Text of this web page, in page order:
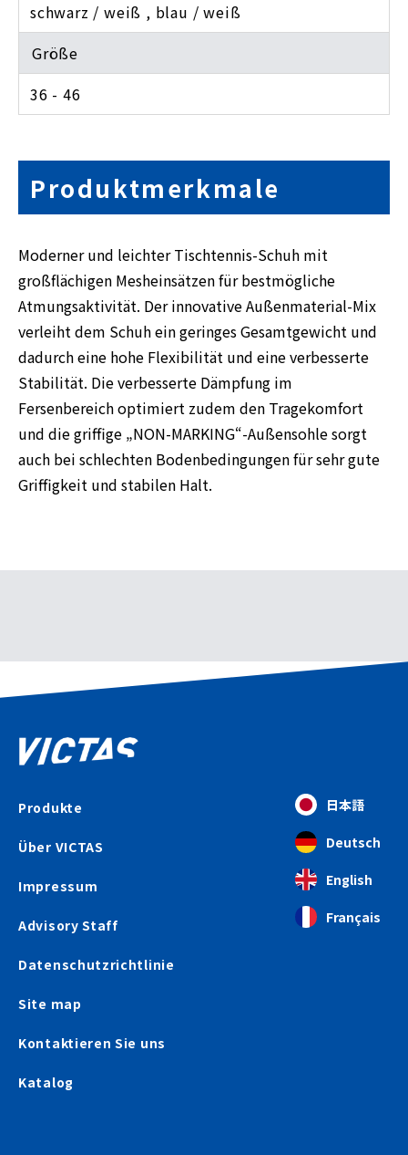
schwarz / weiß , blau / weiß
Größe
36 - 46
Produktmerkmale
Moderner und leichter Tischtennis-Schuh mit
großflächigen Mesheinsätzen für bestmögliche
Atmungsaktivität. Der innovative Außenmaterial-Mix
verleiht dem Schuh ein geringes Gesamtgewicht und
dadurch eine hohe Flexibilität und eine verbesserte
Stabilität. Die verbesserte Dämpfung im
Fersenbereich optimiert zudem den Tragekomfort
und die griffige „NON-MARKING“-Außensohle sorgt
auch bei schlechten Bodenbedingungen für sehr gute
Griffigkeit und stabilen Halt.
Produkte
Über VICTAS
Impressum
Advisory Staff
Datenschutzrichtlinie
Site map
Kontaktieren Sie uns
Katalog
日本語
Deutsch
English
Français